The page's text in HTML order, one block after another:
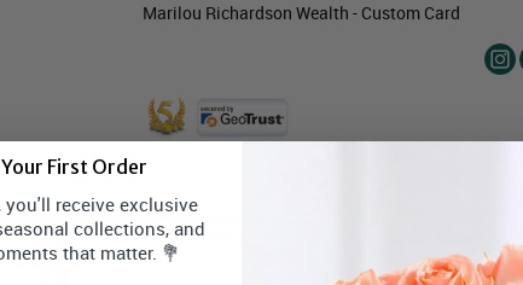
Marilou Richardson Wealth - Custom Card
Nounours d'amour
First Order
receive exclusive
collections, and
that matter. 💐